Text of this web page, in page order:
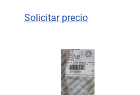
Solicitar precio